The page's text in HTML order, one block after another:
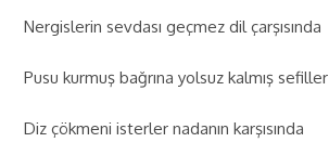
Nergislerin sevdası geçmez dil çarşısında
Pusu kurmuş bağrına yolsuz kalmış sefiller
Diz çökmeni isterler nadanın karşısında